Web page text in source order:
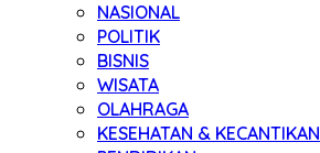
NASIONAL
POLITIK
BISNIS
WISATA
OLAHRAGA
KESEHATAN & KECANTIKAN